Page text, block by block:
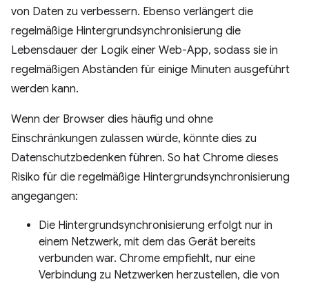
von Daten zu verbessern. Ebenso verlängert die
regelmäßige Hintergrundsynchronisierung die
Lebensdauer der Logik einer Web-App, sodass sie in
regelmäßigen Abständen für einige Minuten ausgeführt
werden kann.
Wenn der Browser dies häufig und ohne
Einschränkungen zulassen würde, könnte dies zu
Datenschutzbedenken führen. So hat Chrome dieses
Risiko für die regelmäßige Hintergrundsynchronisierung
angegangen:
Die Hintergrundsynchronisierung erfolgt nur in
einem Netzwerk, mit dem das Gerät bereits
verbunden war. Chrome empfiehlt, nur eine
Verbindung zu Netzwerken herzustellen, die von